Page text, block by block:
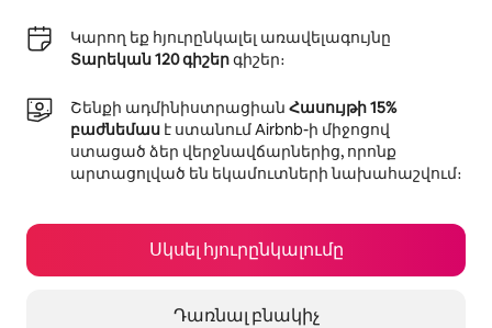
Կարող եք հյուրընկալել առավելագույնը
Տարեկան 120 գիշերգիշեր։
Շենքի ադմինիստրացիան Հասույթի 15%
բաժնեմաս է ստանում Airbnb-ի միջոցով
ստացած ձեր վերջնավճարներից, որոնք
արտացոլված են եկամուտների նախահաշվում։
Սկսել հյուրընկալումը
Դառնալ բնակիչ